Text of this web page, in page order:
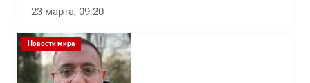
23 марта, 09:20
Новости мира